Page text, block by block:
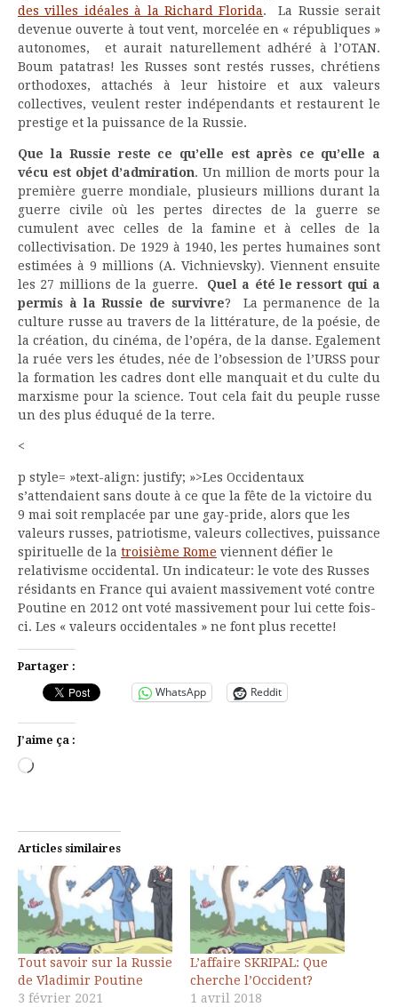
des villes idéales à la Richard Florida. La Russie serait
devenue ouverte à tout vent, morcelée en « républiques »
autonomes, et aurait naturellement adhéré à l’OTAN.
Boum patatras! les Russes sont restés russes, chrétiens
orthodoxes, attachés à leur histoire et aux valeurs
collectives, veulent rester indépendants et restaurent le
prestige et la puissance de la Russie.
Que la Russie reste ce qu’elle est après ce qu’elle a
vécu est objet d’admiration. Un million de morts pour la
première guerre mondiale, plusieurs millions durant la
guerre civile où les pertes directes de la guerre se
cumulent avec celles de la famine et à celles de la
collectivisation. De 1929 à 1940, les pertes humaines sont
estimées à 9 millions (A. Vichnievsky). Viennent ensuite
les 27 millions de la guerre. Quel a été le ressort qui a
permis à la Russie de survivre? La permanence de la
culture russe au travers de la littérature, de la poésie, de
la création, du cinéma, de l’opéra, de la danse. Egalement
la ruée vers les études, née de l’obsession de l’URSS pour
la formation les cadres dont elle manquait et du culte du
marxisme pour la science. Tout cela fait du peuple russe
un des plus éduqué de la terre.
<
p style= »text-align: justify; »>Les Occidentaux
s’attendaient sans doute à ce que la fête de la victoire du
9 mai soit remplacée par une gay-pride, alors que les
valeurs russes, patriotisme, valeurs collectives, puissance
spirituelle de la troisième Rome viennent défier le
relativisme occidental. Un indicateur: le vote des Russes
résidants en France qui avaient massivement voté contre
Poutine en 2012 ont voté massivement pour lui cette fois-
ci. Les « valeurs occidentales » ne font plus recette!
Partager :
WhatsApp Reddit
J’aime ça :
Chargement…
Articles similaires
Tout savoir sur la Russie
de Vladimir Poutine
3 février 2021
L’affaire SKRIPAL: Que
cherche l’Occident?
1 avril 2018